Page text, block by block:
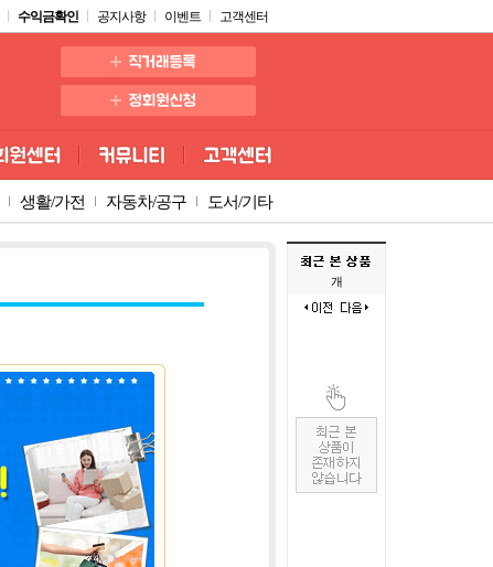
수익금확인 공지사항 이벤트 고객센터
생활/가전 자동차/공구 도서/기타
개